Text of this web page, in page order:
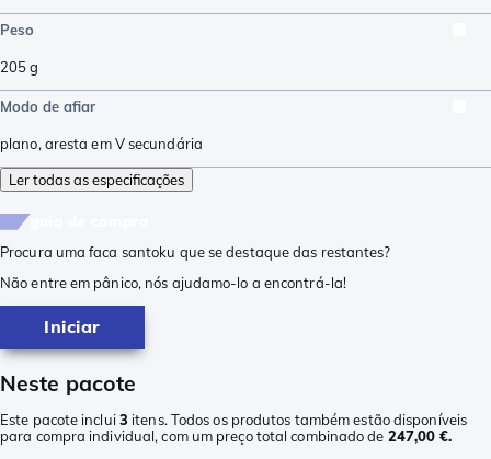
Peso
205g
Modo de afiar
plano, aresta em V secundária
Ler todas as especificações
Procura uma faca santoku que se destaque das restantes?
Não entre em pânico, nós ajudamo-lo a encontrá-la!
Iniciar
Neste pacote
Este pacote inclui3 itens. Todos os produtos também estão disponíveis
para compra individual, com um preço total combinado de 247,00 €.